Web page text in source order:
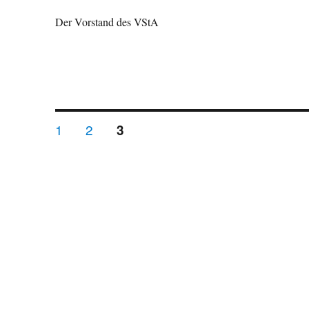
Der Vorstand des VStA
Seitennummerierung
SEITE
1 SEITE
2 SEITE
3